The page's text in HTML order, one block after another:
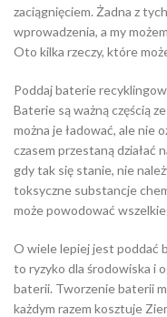
zaciągnięciem. Żadna z
wprowadzenia, a my
Oto kilka rzeczy, które
Poddaj baterie
Baterie są ważną częścią
można je ładować, ale nie
czasem przestaną działać
gdy tak się stanie, nie
toksyczne substancje
może powodować
O wiele lepiej jest poddać
to ryzyko dla środowiska i
baterii. Tworzenie baterii
każdym razem kosztuje